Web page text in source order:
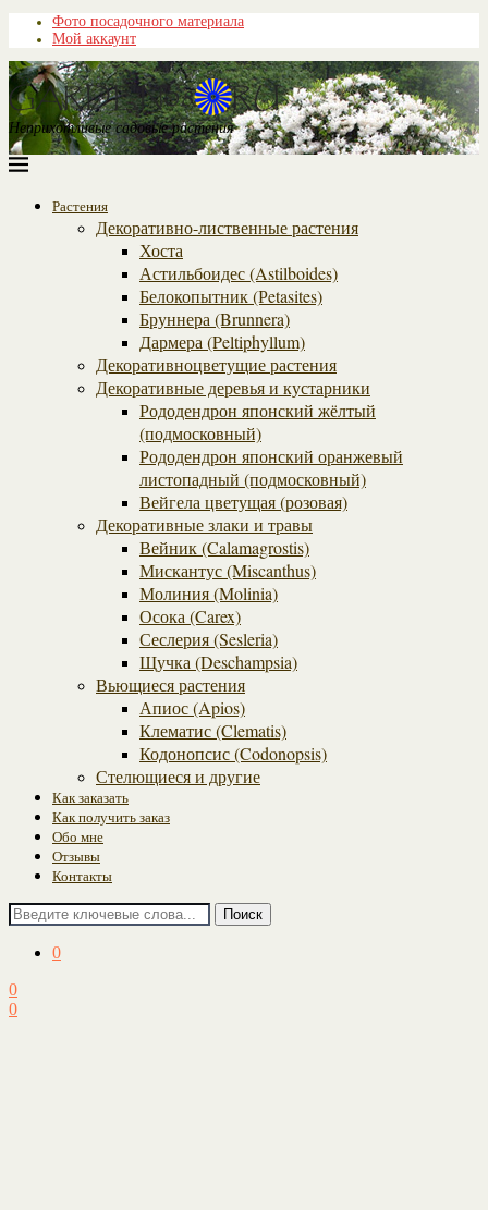
Фото посадочного материала
Мой аккаунт
Неприхотливые садовые растения
Растения
Декоративно-лиственные растения
Хоста
Астильбоидес (Astilboides)
Белокопытник (Рetasites)
Бруннера (Brunnera)
Дармера (Peltiphyllum)
Декоративноцветущие растения
Декоративные деревья и кустарники
Рододендрон японский жёлтый
(подмосковный)
Рододендрон японский оранжевый
листопадный (подмосковный)
Вейгела цветущая (розовая)
Декоративные злаки и травы
Вейник (Calamagrostis)
Мискантус (Miscanthus)
Молиния (Molinia)
Осока (Carex)
Сеслерия (Sesleria)
Щучка (Deschampsia)
Вьющиеся растения
Апиос (Apios)
Клематис (Clematis)
Кодонопсис (Codonopsis)
Стелющиеся и другие
Как заказать
Как получить заказ
Обо мне
Отзывы
Контакты
Поиск
0
0
0